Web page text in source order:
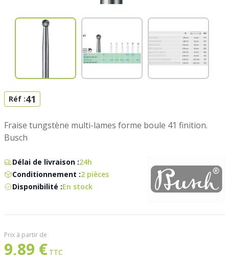
Réf :41
Fraise tungstène multi-lames forme boule 41 finition.
Busch
Délai de livraison :24h
Conditionnement :2 pièces
Disponibilité :En stock
Prix à partir de
9,89 €